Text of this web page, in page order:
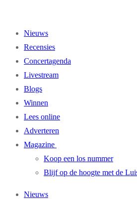
Nieuws
Recensies
Concertagenda
Livestream
Blogs
Winnen
Lees online
Adverteren
Magazine
Koop een los nummer
Blijf op de hoogte met de
Nieuws